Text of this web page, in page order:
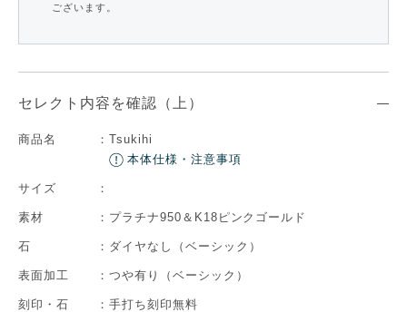
ございます。
セレクト内容を確認（上）
商品名 ： Tsukihi
本体仕様・注意事項
サイズ ：
素材 ： プラチナ950＆K18ピンクゴールド
石 ： ダイヤなし（ベーシック）
表面加工 ： つや有り（ベーシック）
刻印・石 ： 手打ち刻印無料